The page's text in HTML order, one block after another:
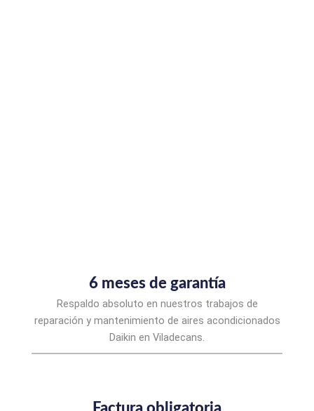
6 meses de garantía
Respaldo absoluto en nuestros trabajos de
reparación y mantenimiento de aires acondicionados
Daikin en Viladecans.